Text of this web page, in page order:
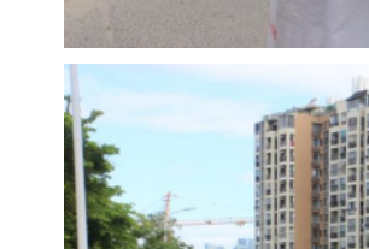
重召开庆祝第38个
迎新季！ 关怀备至，
学生宿舍慰问2022级
网站首页